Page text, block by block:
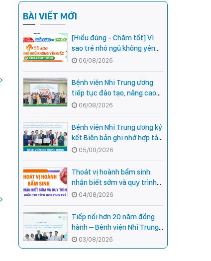
BÀI VIẾT MỚI
[Hiểu đúng - Chăm tốt] Vì
sao trẻ nhỏ ngủ không yên
giấc - Đâu là bình thường,
đâu là dấu hiệu cần đi khám
ngay?
06/08/2026
Bệnh viện Nhi Trung ương
tiếp tục đào tạo, nâng cao
năng lực khám, chữa bệnh
Nhi khoa cho cán bộ y tế tại
các tỉnh miền núi phía Bắc
06/08/2026
Bệnh viện Nhi Trung ương ký
kết Biên bản ghi nhớ hợp tác
với Bệnh viện Nhi Quốc gia
Campuchia
05/08/2026
Thoát vị hoành bẩm sinh:
nhận biết sớm và quy trình
điều trị tích hợp cho trẻ -
chia sẻ từ các chuyên gia
hàng đầu của Bệnh Viện Nhi
Trung ương
04/08/2026
Tiếp nối hơn 20 năm đồng
hành – Bệnh viện Nhi Trung
ương và Tổ chức Orbis (Hoa
Kỳ) tăng cường hợp tác, mở
03/08/2026